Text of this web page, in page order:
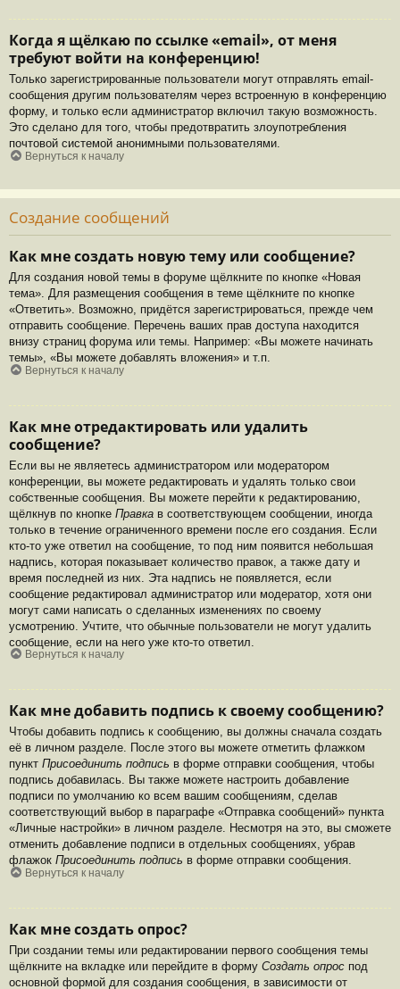
Когда я щёлкаю по ссылке «email», от меня
требуют войти на конференцию!
Только зарегистрированные пользователи могут отправлять email-
сообщения другим пользователям через встроенную в конференцию
форму, и только если администратор включил такую возможность.
Это сделано для того, чтобы предотвратить злоупотребления
почтовой системой анонимными пользователями.
Вернуться к началу
Создание сообщений
Как мне создать новую тему или сообщение?
Для создания новой темы в форуме щёлкните по кнопке «Новая
тема». Для размещения сообщения в теме щёлкните по кнопке
«Ответить». Возможно, придётся зарегистрироваться, прежде чем
отправить сообщение. Перечень ваших прав доступа находится
внизу страниц форума или темы. Например: «Вы можете начинать
темы», «Вы можете добавлять вложения» и т.п.
Вернуться к началу
Как мне отредактировать или удалить
сообщение?
Если вы не являетесь администратором или модератором
конференции, вы можете редактировать и удалять только свои
собственные сообщения. Вы можете перейти к редактированию,
щёлкнув по кнопке Правка в соответствующем сообщении, иногда
только в течение ограниченного времени после его создания. Если
кто-то уже ответил на сообщение, то под ним появится небольшая
надпись, которая показывает количество правок, а также дату и
время последней из них. Эта надпись не появляется, если
сообщение редактировал администратор или модератор, хотя они
могут сами написать о сделанных изменениях по своему
усмотрению. Учтите, что обычные пользователи не могут удалить
сообщение, если на него уже кто-то ответил.
Вернуться к началу
Как мне добавить подпись к своему сообщению?
Чтобы добавить подпись к сообщению, вы должны сначала создать
её в личном разделе. После этого вы можете отметить флажком
пункт Присоединить подпись в форме отправки сообщения, чтобы
подпись добавилась. Вы также можете настроить добавление
подписи по умолчанию ко всем вашим сообщениям, сделав
соответствующий выбор в параграфе «Отправка сообщений» пункта
«Личные настройки» в личном разделе. Несмотря на это, вы сможете
отменить добавление подписи в отдельных сообщениях, убрав
флажок Присоединить подпись в форме отправки сообщения.
Вернуться к началу
Как мне создать опрос?
При создании темы или редактировании первого сообщения темы
щёлкните на вкладке или перейдите в форму Создать опрос под
основной формой для создания сообщения, в зависимости от